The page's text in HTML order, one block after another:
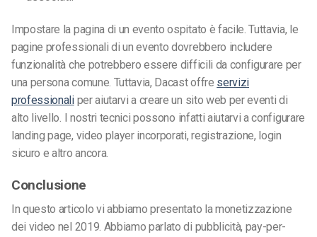
Impostare la pagina di un evento ospitato è facile. Tuttavia, le
pagine professionali di un evento dovrebbero includere
funzionalità che potrebbero essere difficili da configurare per
una persona comune. Tuttavia, Dacast offre servizi
professionaliper aiutarvi a creare un sito web per eventi di
alto livello. I nostri tecnici possono infatti aiutarvi a configurare
landing page, video player incorporati, registrazione, login
sicuro e altro ancora.
Conclusione
In questo articolo vi abbiamo presentato la monetizzazione
dei video nel 2019. Abbiamo parlato di pubblicità, pay-per-